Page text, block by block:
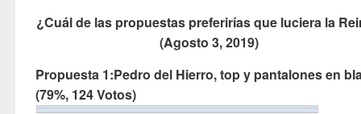
¿Cuál de las propuestas preferirías que luciera la
(Agosto 3, 2019)
Propuesta 1:Pedro del Hierro, top y pantalones en
(79%, 124 Votos)